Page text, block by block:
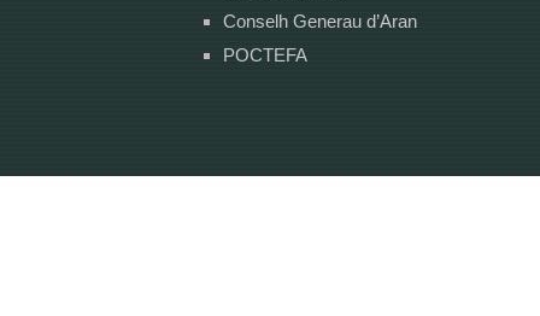
Conselh Generau d’Aran
POCTEFA